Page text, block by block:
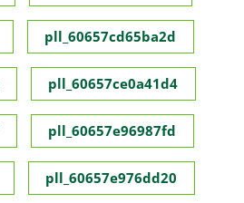
pll_60657cd65ba2d
pll_60657ce0a41d4
pll_60657e96987fd
pll_60657e976dd20